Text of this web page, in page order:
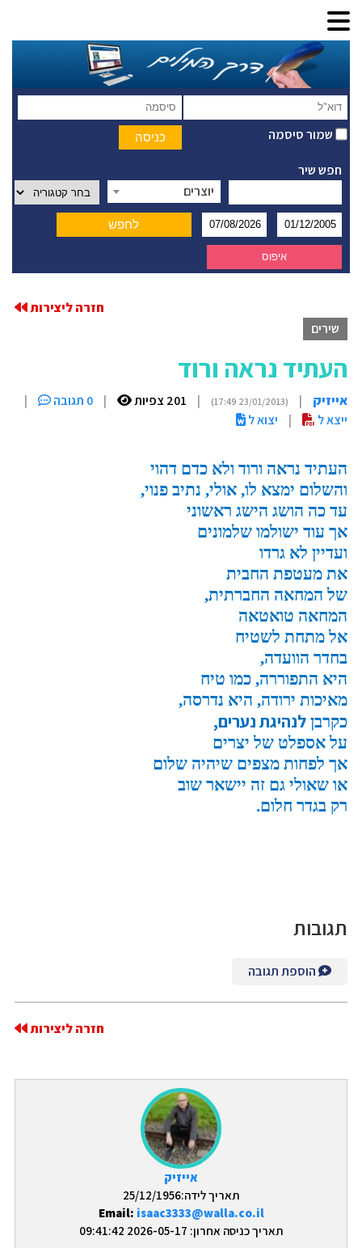
שמור סיסמה
חפש שיר
יוצרים
אייזיק
תאריך לידה:25/12/1956
Email: isaac3333@walla.co.il
תאריך כניסה אחרון: 2026-05-17 09:41:42
חזרה ליצירות
שירים
העתיד נראה ורוד
אייזיק |
(23/01/2013 17:49)
| 201 צפיות | 0 תגובה
|
ייצא ל
| יצוא ל
העתיד נראה ורוד ולא כדם דהוי
והשלום ימצא לו, אולי, נתיב פנוי,
עד כה הושג הישג ראשוני
אך עוד ישולמו שלמונים
ועדיין לא גרדו
את מעטפת החבית
של המחאה החברתית,
המחאה טואטאה
אל מתחת לשטיח
בחדר הוועדה,
היא התפוררה, כמו טיח
מאיכות ירודה, היא נדרסה,
כקרבן לנהיגת נערים,
על אספלט של יצרים
אך לפחות מצפים שיהיה שלום
או שאולי גם זה יישאר שוב
רק בגדר חלום.
תגובות
הוספת תגובה
חזרה ליצירות